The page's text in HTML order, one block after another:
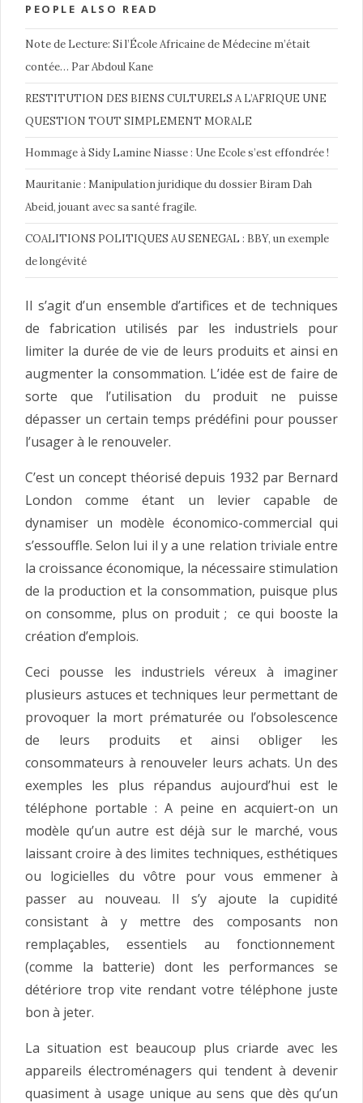
PEOPLE ALSO READ
Note de Lecture: Si l’École Africaine de Médecine m’était
contée… Par Abdoul Kane
RESTITUTION DES BIENS CULTURELS A L’AFRIQUE UNE
QUESTION TOUT SIMPLEMENT MORALE
Hommage à Sidy Lamine Niasse : Une Ecole s’est effondrée !
Mauritanie : Manipulation juridique du dossier Biram Dah
Abeid, jouant avec sa santé fragile.
COALITIONS POLITIQUES AU SENEGAL : BBY, un exemple
de longévité
Il s’agit d’un ensemble d’artifices et de techniques
de fabrication utilisés par les industriels pour
limiter la durée de vie de leurs produits et ainsi en
augmenter la consommation. L’idée est de faire de
sorte que l’utilisation du produit ne puisse
dépasser un certain temps prédéfini pour pousser
l’usager à le renouveler.
C’est un concept théorisé depuis 1932 par Bernard
London comme étant un levier capable de
dynamiser un modèle économico-commercial qui
s’essouffle. Selon lui il y a une relation triviale entre
la croissance économique, la nécessaire stimulation
de la production et la consommation, puisque plus
on consomme, plus on produit ; ce qui booste la
création d’emplois.
Ceci pousse les industriels véreux à imaginer
plusieurs astuces et techniques leur permettant de
provoquer la mort prématurée ou l’obsolescence
de leurs produits et ainsi obliger les
consommateurs à renouveler leurs achats. Un des
exemples les plus répandus aujourd’hui est le
téléphone portable : A peine en acquiert-on un
modèle qu’un autre est déjà sur le marché, vous
laissant croire à des limites techniques, esthétiques
ou logicielles du vôtre pour vous emmener à
passer au nouveau. Il s’y ajoute la cupidité
consistant à y mettre des composants non
remplaçables, essentiels au fonctionnement
(comme la batterie) dont les performances se
détériore trop vite rendant votre téléphone juste
bon à jeter.
La situation est beaucoup plus criarde avec les
appareils électroménagers qui tendent à devenir
quasiment à usage unique au sens que dès qu’un